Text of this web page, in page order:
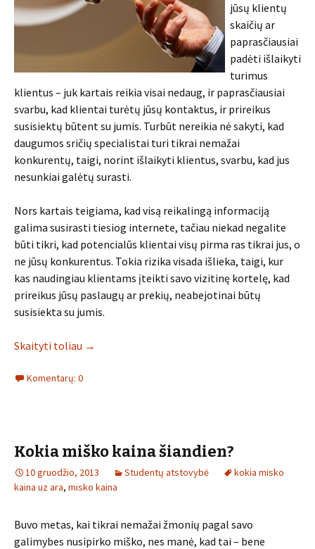
jūsų klientų
skaičių ar
paprasčiausiai
padėti išlaikyti
turimus
klientus – juk kartais reikia visai nedaug, ir paprasčiausiai
svarbu, kad klientai turėtų jūsų kontaktus, ir prireikus
susisiektų būtent su jumis. Turbūt nereikia nė sakyti, kad
daugumos sričių specialistai turi tikrai nemažai
konkurentų, taigi, norint išlaikyti klientus, svarbu, kad jus
nesunkiai galėtų surasti.
Nors kartais teigiama, kad visą reikalingą informaciją
galima susirasti tiesiog internete, tačiau niekad negalite
būti tikri, kad potencialūs klientai visų pirma ras tikrai jus, o
ne jūsų konkurentus. Tokia rizika visada išlieka, taigi, kur
kas naudingiau klientams įteikti savo vizitinę kortelę, kad
prireikus jūsų paslaugų ar prekių, neabejotinai būtų
susisiekta su jumis.
Skaityti toliau →
Komentarų: 0
Kokia miško kaina šiandien?
10 gruodžio, 2013 Studentų atstovybė
kokia misko
kaina uz ara, misko kaina
Buvo metas, kai tikrai nemažai žmonių pagal savo
galimybes nusipirko miško, nes manė, kad tai – bene